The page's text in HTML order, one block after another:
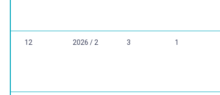
12 2026 / 2 3 1